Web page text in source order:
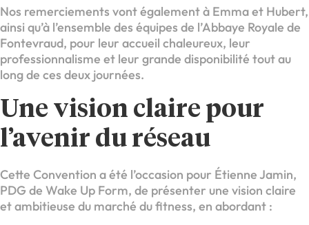
Nos remerciements vont également à Emma et Hubert,
ainsi qu’à l’ensemble des équipes de l’Abbaye Royale de
Fontevraud, pour leur accueil chaleureux, leur
professionnalisme et leur grande disponibilité tout au
long de ces deux journées.
Une vision claire pour
l’avenir du réseau
Cette Convention a été l’occasion pour Étienne Jamin,
PDG de Wake Up Form, de présenter une vision claire
et ambitieuse du marché du fitness, en abordant :